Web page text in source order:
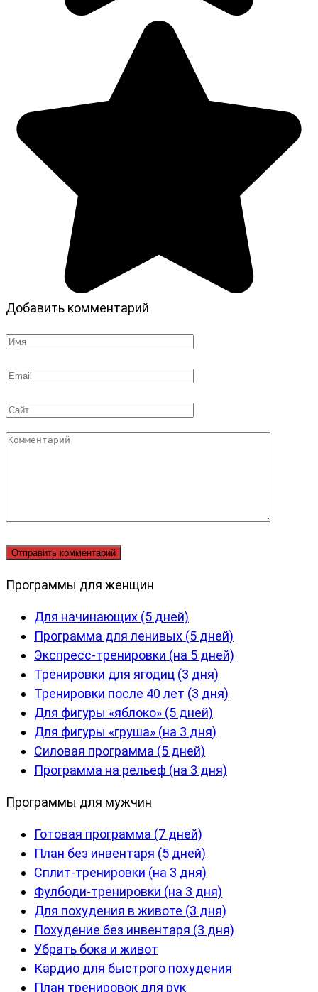
Добавить комментарий
Имя
Email
Сайт
Комментарий
Программы для женщин
Для начинающих (5 дней)
Программа для ленивых (5 дней)
Экспресс-тренировки (на 5 дней)
Тренировки для ягодиц (3 дня)
Тренировки после 40 лет (3 дня)
Для фигуры «яблоко» (5 дней)
Для фигуры «груша» (на 3 дня)
Силовая программа (5 дней)
Программа на рельеф (на 3 дня)
Программы для мужчин
Готовая программа (7 дней)
План без инвентаря (5 дней)
Сплит-тренировки (на 3 дня)
Фулбоди-тренировки (на 3 дня)
Для похудения в животе (3 дня)
Похудение без инвентаря (3 дня)
Убрать бока и живот
Кардио для быстрого похудения
План тренировок для рук